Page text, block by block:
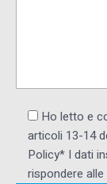
Ho letto e
articoli 13-14
Policy* I dati
rispondere